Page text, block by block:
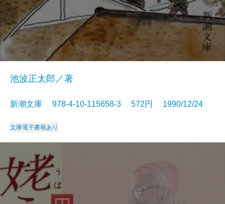
池波正太郎／著
新潮文庫 978-4-10-115658-3 572円 1990/12/24
文庫電子書籍あり